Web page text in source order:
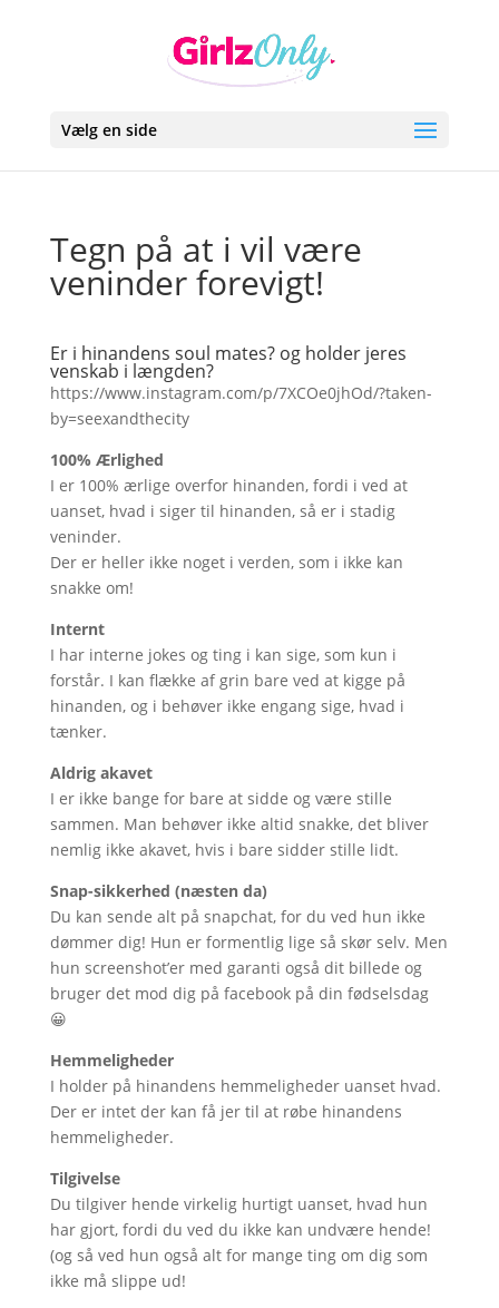
Vælg en side
Tegn på at i vil være
veninder forevigt!
Er i hinandens soul mates? og holder jeres
venskab i længden?
https://www.instagram.com/p/7XCOe0jhOd/?taken-
by=seexandthecity
100% Ærlighed
I er 100% ærlige overfor hinanden, fordi i ved at
uanset, hvad i siger til hinanden, så er i stadig
veninder.
Der er heller ikke noget i verden, som i ikke kan
snakke om!
Internt
I har interne jokes og ting i kan sige, som kun i
forstår. I kan flække af grin bare ved at kigge på
hinanden, og i behøver ikke engang sige, hvad i
tænker.
Aldrig akavet
I er ikke bange for bare at sidde og være stille
sammen. Man behøver ikke altid snakke, det bliver
nemlig ikke akavet, hvis i bare sidder stille lidt.
Snap-sikkerhed (næsten da)
Du kan sende alt på snapchat, for du ved hun ikke
dømmer dig! Hun er formentlig lige så skør selv. Men
hun screenshot’er med garanti også dit billede og
bruger det mod dig på facebook på din fødselsdag
😀
Hemmeligheder
I holder på hinandens hemmeligheder uanset hvad.
Der er intet der kan få jer til at røbe hinandens
hemmeligheder.
Tilgivelse
Du tilgiver hende virkelig hurtigt uanset, hvad hun
har gjort, fordi du ved du ikke kan undvære hende!
(og så ved hun også alt for mange ting om dig som
ikke må slippe ud!